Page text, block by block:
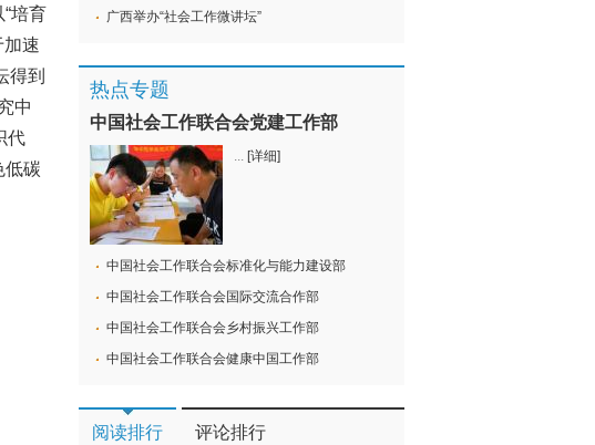
培育
加速
得到
中
代
低碳
广西举办“社会工作微讲坛”
热点专题
中国社会工作联合会党建工作部
... [详细]
中国社会工作联合会标准化与能力建设部
中国社会工作联合会国际交流合作部
中国社会工作联合会乡村振兴工作部
中国社会工作联合会健康中国工作部
阅读排行 评论排行